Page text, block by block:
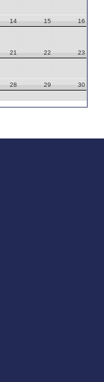
14 15 16
21 22 23
28 29 30